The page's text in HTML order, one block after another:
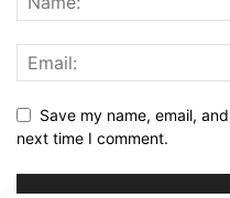
Save my name, email,
next time I comment.